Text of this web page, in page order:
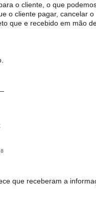
o cliente, o que
o cliente pagar, cancelar
que e recebido em mão
que receberam a